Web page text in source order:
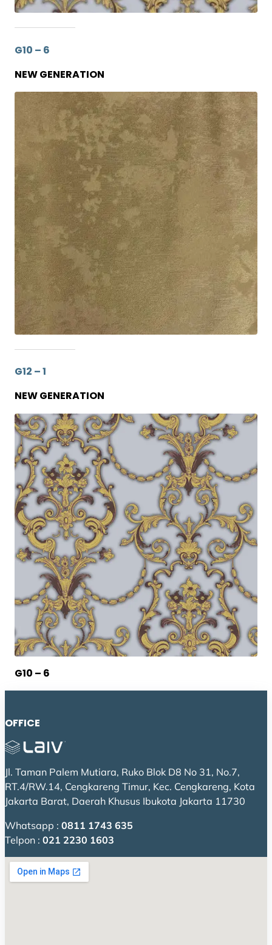
G10 – 6
NEW GENERATION
G12 – 1
NEW GENERATION
G10 – 6
OFFICE
Jl. Taman Palem Mutiara, Ruko Blok D8 No 31, No.7,
RT.4/RW.14, Cengkareng Timur, Kec. Cengkareng, Kota
Jakarta Barat, Daerah Khusus Ibukota Jakarta 11730
Whatsapp : 0811 1743 635
Telpon : 021 2230 1603